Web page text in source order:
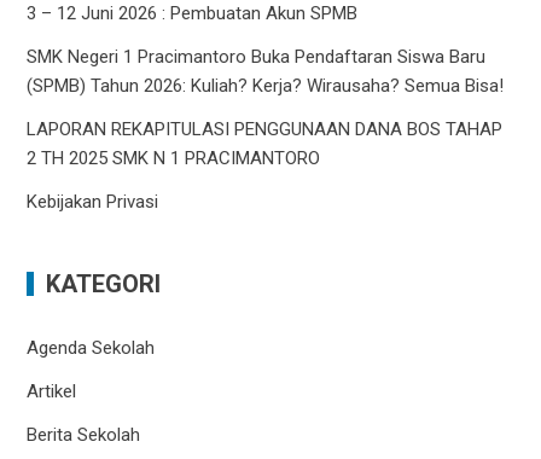
3 – 12 Juni 2026 : Pembuatan Akun SPMB
SMK Negeri 1 Pracimantoro Buka Pendaftaran Siswa Baru
(SPMB) Tahun 2026: Kuliah? Kerja? Wirausaha? Semua Bisa!
LAPORAN REKAPITULASI PENGGUNAAN DANA BOS TAHAP
2 TH 2025 SMK N 1 PRACIMANTORO
Kebijakan Privasi
KATEGORI
Agenda Sekolah
Artikel
Berita Sekolah